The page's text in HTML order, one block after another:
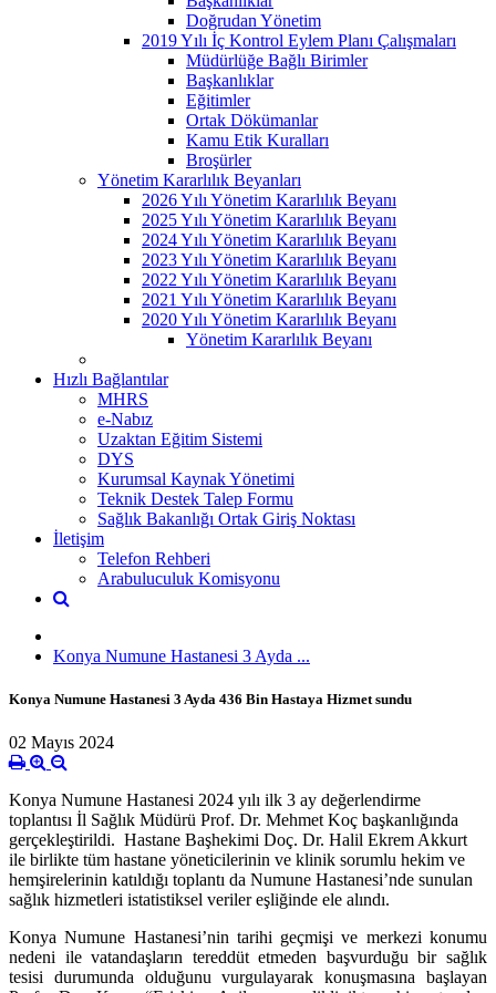
Doğrudan Yönetim
2019 Yılı İç Kontrol Eylem Planı Çalışmaları
Müdürlüğe Bağlı Birimler
Başkanlıklar
Eğitimler
Ortak Dökümanlar
Kamu Etik Kuralları
Broşürler
Yönetim Kararlılık Beyanları
2026 Yılı Yönetim Kararlılık Beyanı
2025 Yılı Yönetim Kararlılık Beyanı
2024 Yılı Yönetim Kararlılık Beyanı
2023 Yılı Yönetim Kararlılık Beyanı
2022 Yılı Yönetim Kararlılık Beyanı
2021 Yılı Yönetim Kararlılık Beyanı
2020 Yılı Yönetim Kararlılık Beyanı
Yönetim Kararlılık Beyanı
Hızlı Bağlantılar
MHRS
e-Nabız
Uzaktan Eğitim Sistemi
DYS
Kurumsal Kaynak Yönetimi
Teknik Destek Talep Formu
Sağlık Bakanlığı Ortak Giriş Noktası
İletişim
Telefon Rehberi
Arabuluculuk Komisyonu
Konya Numune Hastanesi 3 Ayda ...
Konya Numune Hastanesi 3 Ayda 436 Bin Hastaya Hizmet sundu
02 Mayıs 2024
Konya Numune Hastanesi 2024 yılı ilk 3 ay değerlendirme
toplantısı İl Sağlık Müdürü Prof. Dr. Mehmet Koç başkanlığında
gerçekleştirildi. Hastane Başhekimi Doç. Dr. Halil Ekrem Akkurt
ile birlikte tüm hastane yöneticilerinin ve klinik sorumlu hekim ve
hemşirelerinin katıldığı toplantı da Numune Hastanesi’nde sunulan
sağlık hizmetleri istatistiksel veriler eşliğinde ele alındı.
Konya Numune Hastanesi’nin tarihi geçmişi ve merkezi konumu
nedeni ile vatandaşların tereddüt etmeden başvurduğu bir sağlık
tesisi durumunda olduğunu vurgulayarak konuşmasına başlayan